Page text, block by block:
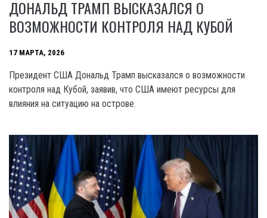
ДОНАЛЬД ТРАМП ВЫСКАЗАЛСЯ О
ВОЗМОЖНОСТИ КОНТРОЛЯ НАД КУБОЙ
17 МАРТА, 2026
Президент США Дональд Трамп высказался о возможности
контроля над Кубой, заявив, что США имеют ресурсы для
влияния на ситуацию на острове.